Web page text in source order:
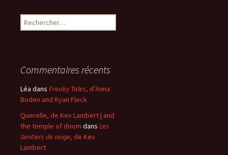
Rechercher :
Commentaires récents
Léa dans Freaky Tales, d’Anna
Boden and Ryan Fleck
Querelle, de Kev Lambert | and
the temple of doom dans Les
Sentiers de neige, de Kev
Lambert